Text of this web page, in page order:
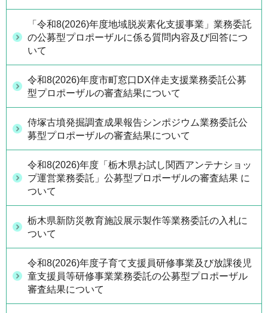
「令和8(2026)年度地域脱炭素化支援事業」業務委託
の公募型プロポーザルに係る質問内容及び回答につ
いて
令和8(2026)年度市町窓口DX伴走支援業務委託公募
型プロポーザルの審査結果について
侍塚古墳発掘調査成果報告シンポジウム業務委託公
募型プロポーザルの審査結果について
令和8(2026)年度「栃木県お試し関西アンテナショッ
プ運営業務委託」公募型プロポーザルの審査結果 に
ついて
栃木県新防災教育施設展示製作等業務委託の入札に
ついて
令和8(2026)年度子育て支援員研修事業及び放課後児
童支援員等研修事業業務委託の公募型プロポーザル
審査結果について